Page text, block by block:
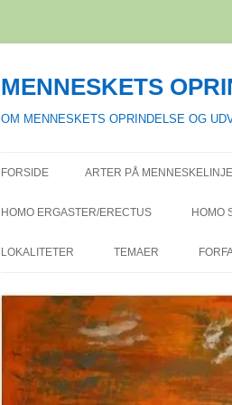
MENNESKETS
OM MENNESKETS OPRINDELSE OG
FORSIDE ARTER PÅ
HOMO ERGASTER/ERECTUS HOMO
LOKALITETER
DANMARK BISLEV
EUROPA
MELLEMØSTEN ÇATAL
TEMAER
ALKOHOL I DEN
KULTUR
DEN MODERNE